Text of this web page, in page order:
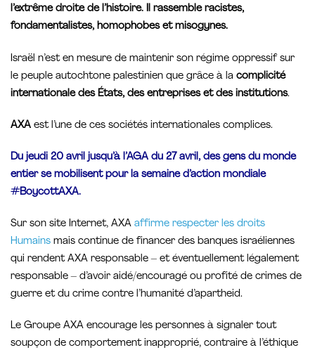
l’extrême droite de l’histoire. Il rassemble racistes,
fondamentalistes, homophobes et misogynes.
Israël n’est en mesure de maintenir son régime oppressif sur
le peuple autochtone palestinien que grâce à la complicité
internationale des États, des entreprises et des institutions.
AXA est l’une de ces sociétés internationales complices.
Du jeudi 20 avril jusqu’à l’AGA du 27 avril, des gens du monde
entier se mobilisent pour la semaine d’action mondiale
#BoycottAXA.
Sur son site Internet, AXA affirme respecter les droits
Humains mais continue de financer des banques israéliennes
qui rendent AXA responsable – et éventuellement légalement
responsable – d’avoir aidé/encouragé ou profité de crimes de
guerre et du crime contre l’humanité d’apartheid.
Le Groupe AXA encourage les personnes à signaler tout
soupçon de comportement inapproprié, contraire à l’éthique